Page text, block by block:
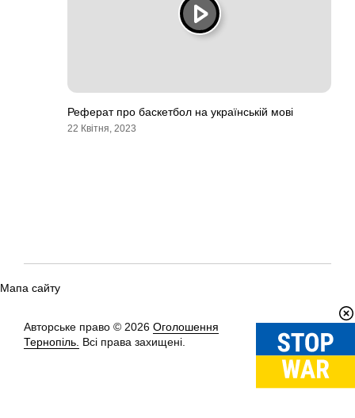
Реферат про баскетбол на українській мові
22 Квітня, 2023
Мапа сайту
Авторське право © 2026 Оголошення
Тернопіль. Всі права захищені.
Вгору↑